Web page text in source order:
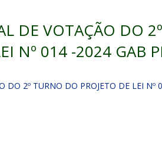
DE VOTAÇÃO DO
Nº 014 -2024 GAB
DO 2º TURNO DO PROJETO DE LEI